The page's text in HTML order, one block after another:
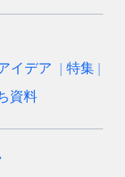
イデア
特集
資料